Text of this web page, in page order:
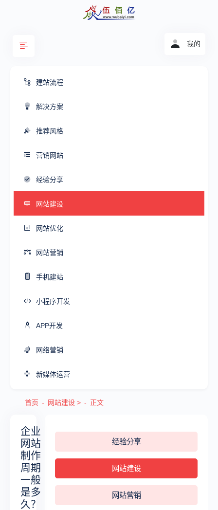
我的
建站流程
解决方案
推荐风格
营销网站
经验分享
网站建设
网站优化
网站营销
手机建站
小程序开发
APP开发
网络营销
新媒体运营
首页 网站建设 > 正文
经验分享
网站建设
网站营销
企业
网站
制作
周期
一般
是多
久？